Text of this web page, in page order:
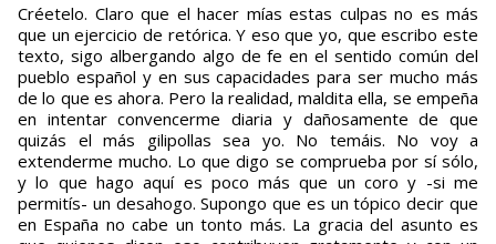
Créetelo. Claro que el hacer mías estas culpas no es más
que un ejercicio de retórica. Y eso que yo, que escribo este
texto, sigo albergando algo de fe en el sentido común del
pueblo español y en sus capacidades para ser mucho más
de lo que es ahora. Pero la realidad, maldita ella, se empeña
en intentar convencerme diaria y dañosamente de que
quizás el más gilipollas sea yo. No temáis. No voy a
extenderme mucho. Lo que digo se comprueba por sí sólo,
y lo que hago aquí es poco más que un coro y -si me
permitís- un desahogo. Supongo que es un tópico decir que
en España no cabe un tonto más. La gracia del asunto es